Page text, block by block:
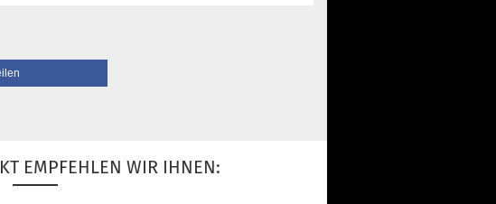
EMPFEHLEN WIR IHNEN: